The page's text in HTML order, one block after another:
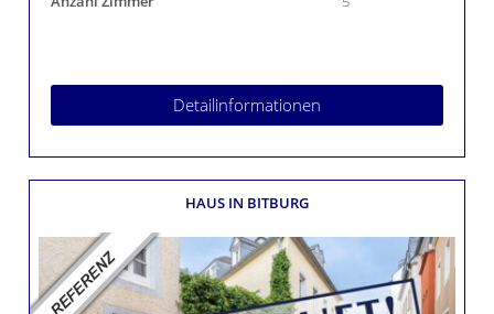
Detailinformationen
HAUS IN BITBURG